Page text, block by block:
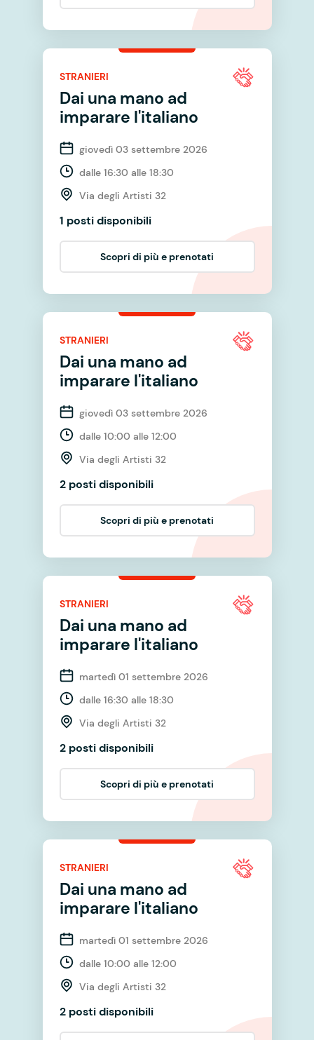
STRANIERI
Dai una mano ad
imparare l'italiano
giovedì 03 settembre 2026
dalle 16:30 alle 18:30
Via degli Artisti 32
1 posti disponibili
Scopri di più e prenotati
STRANIERI
Dai una mano ad
imparare l'italiano
giovedì 03 settembre 2026
dalle 10:00 alle 12:00
Via degli Artisti 32
2 posti disponibili
Scopri di più e prenotati
STRANIERI
Dai una mano ad
imparare l'italiano
martedì 01 settembre 2026
dalle 16:30 alle 18:30
Via degli Artisti 32
2 posti disponibili
Scopri di più e prenotati
STRANIERI
Dai una mano ad
imparare l'italiano
martedì 01 settembre 2026
dalle 10:00 alle 12:00
Via degli Artisti 32
2 posti disponibili